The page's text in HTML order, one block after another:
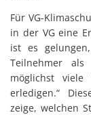
Für VG-
in der VG eine
ist es
Teilnehmer
möglichst
erledigen.“
zeige, welchen